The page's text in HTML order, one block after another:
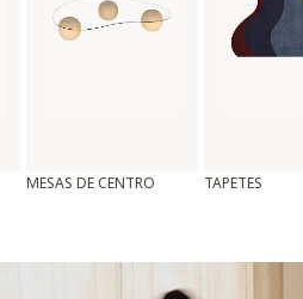
MESAS DE CENTRO TAPETES